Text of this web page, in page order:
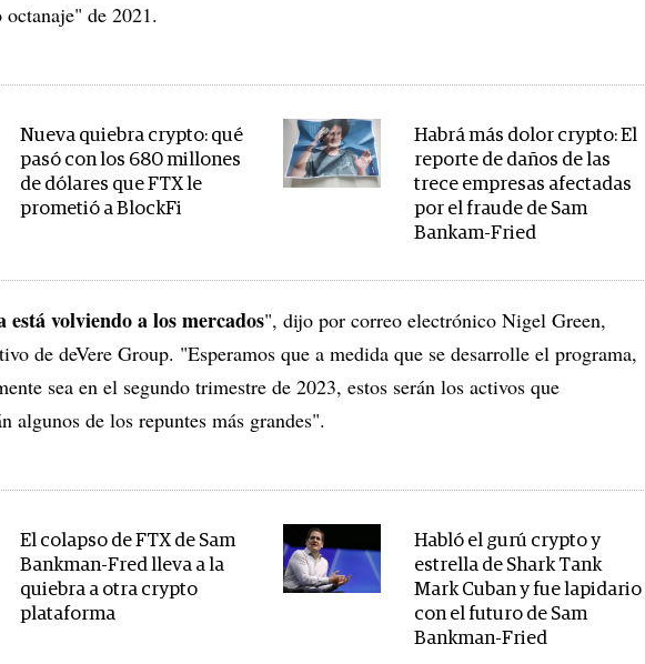
de 2021.
Nueva quiebra crypto: qué
pasó con los 680 millones
de dólares que FTX le
prometió a BlockFi
Habrá más dolor crypto: El
reporte de daños de las
trece empresas afectadas
por el fraude de Sam
Bankam-Fried
está volviendo a los mercados", dijo por correo electrónico Nigel Green,
de deVere Group. "Esperamos que a medida que se desarrolle el programa,
sea en el segundo trimestre de 2023, estos serán los activos que
algunos de los repuntes más grandes".
El colapso de FTX de Sam
Bankman-Fred lleva a la
quiebra a otra crypto
plataforma
Habló el gurú crypto y
estrella de Shark Tank
Mark Cuban y fue lapidario
con el futuro de Sam
Bankman-Fried